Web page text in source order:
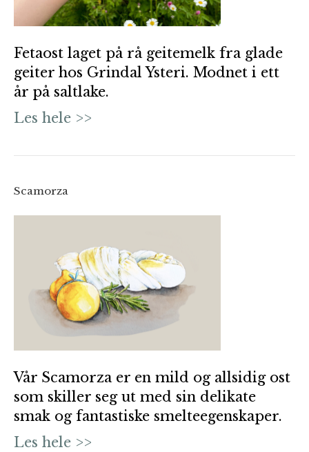
Fetaost laget på rå geitemelk fra glade
geiter hos Grindal Ysteri. Modnet i ett
år på saltlake.
Les hele >>
Scamorza
Vår Scamorza er en mild og allsidig ost
som skiller seg ut med sin delikate
smak og fantastiske smelteegenskaper.
Les hele >>